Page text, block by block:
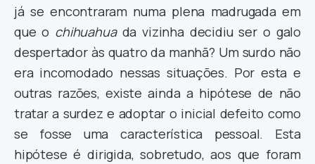
já se encontraram numa plena madrugada em
que o chihuahuada vizinha decidiu ser o galo
despertador às quatro da manhã? Um surdo não
era incomodado nessas situações. Por esta e
outras razões, existe ainda a hipótese de não
tratar a surdez e adoptar o inicial defeito como
se fosse uma característica pessoal. Esta
hipótese é dirigida, sobretudo, aos que foram